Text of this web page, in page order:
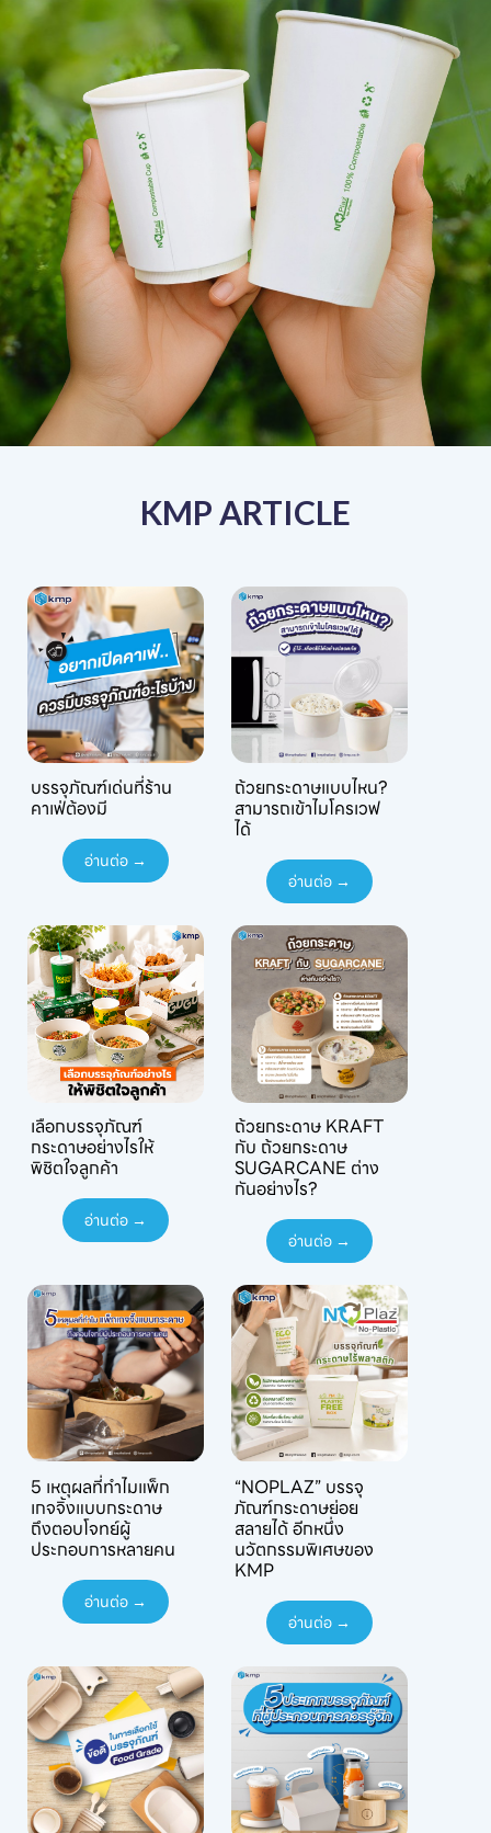
KMP ARTICLE
บรรจุภัณฑ์เด่นที่ร้าน
คาเฟ่ต้องมี
อ่านต่อ →
ถ้วยกระดาษแบบไหน?
สามารถเข้าไมโครเวฟ
ได้
อ่านต่อ →
เลือกบรรจุภัณฑ์
กระดาษอย่างไรให้
พิชิตใจลูกค้า
อ่านต่อ →
ถ้วยกระดาษ KRAFT
กับ ถ้วยกระดาษ
SUGARCANE ต่าง
กันอย่างไร?
อ่านต่อ →
5 เหตุผลที่ทำไมแพ็ก
เกจจิ้งแบบกระดาษ
ถึงตอบโจทย์ผู้
ประกอบการหลายคน
อ่านต่อ →
“NOPLAZ” บรรจุ
ภัณฑ์กระดาษย่อย
สลายได้ อีกหนึ่ง
นวัตกรรมพิเศษของ
KMP
อ่านต่อ →